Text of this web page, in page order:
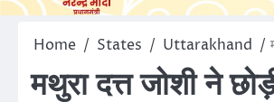
Home States Uttarakhand
मथुरा दत्त जोशी ने